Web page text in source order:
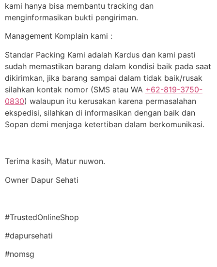
kami hanya bisa membantu tracking dan
menginformasikan bukti pengiriman.
Management Komplain kami :
Standar Packing Kami adalah Kardus dan kami pasti
sudah memastikan barang dalam kondisi baik pada saat
dikirimkan, jika barang sampai dalam tidak baik/rusak
silahkan kontak nomor (SMS atau WA +62-819-3750-
0830) walaupun itu kerusakan karena permasalahan
ekspedisi, silahkan di informasikan dengan baik dan
Sopan demi menjaga ketertiban dalam berkomunikasi.
Terima kasih, Matur nuwon.
Owner Dapur Sehati
#TrustedOnlineShop
#dapursehati
#nomsg